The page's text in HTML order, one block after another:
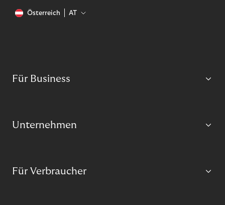
Österreich AT
Für Business
Unternehmen
Für Verbraucher